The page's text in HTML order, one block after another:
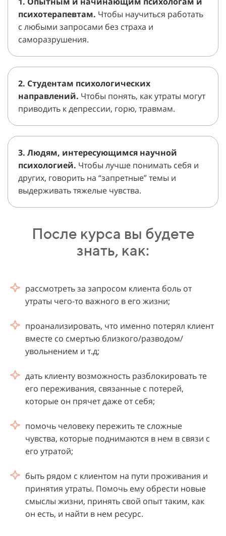
психотерапевтам. Чтобы научиться работать
с любыми запросами без страха и
саморазрушения.
2. Студентам психологических
направлений. Чтобы понять, как утраты могут
приводить к депрессии, горю, травмам.
3. Людям, интересующимся научной
психологией. Чтобы лучше понимать себя и
других, говорить на “запретные” темы и
выдерживать тяжелые чувства.
После курса вы будете
знать, как:
рассмотреть за запросом клиента боль от
утраты чего-то важного в его жизни;
проанализировать, что именно потерял клиент
вместе со смертью близкого/разводом/
увольнением и т.д;
дать клиенту возможность разблокировать те
его переживания, связанные с потерей,
которые он прячет даже от себя;
помочь человеку пережить те сложные
чувства, которые поднимаются в нем в связи с
его утратой;
быть рядом с клиентом на пути проживания и
принятия утраты. Помочь ему обрести новые
смыслы жизни, принять свой опыт таким, как
он есть, и найти в нем ресурс.